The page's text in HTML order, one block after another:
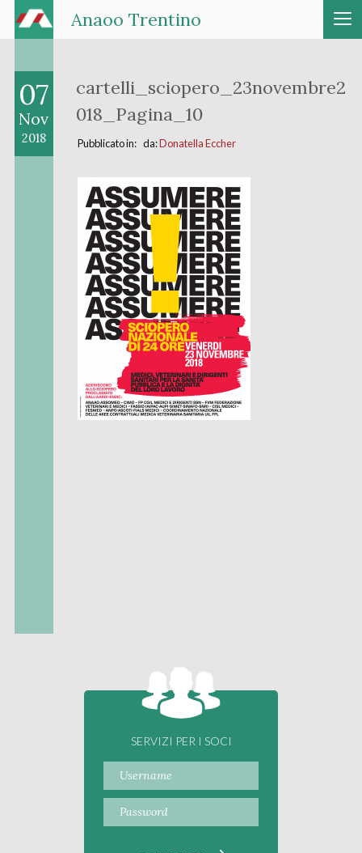
Anaoo Trentino
cartelli_sciopero_23novembre2
018_Pagina_10
07
Nov
2018 Pubblicato in: da:Donatella Eccher
SERVIZI PER I SOCI